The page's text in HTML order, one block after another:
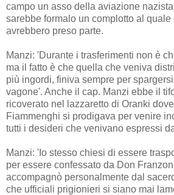
campo un asso della aviazione
sarebbe formalo un complotto al
avrebbero preso parte.
Manzi: 'Durante i trasferimenti non è
ma il fatto è che quella che veniva
più ingordi, finiva sempre per
vagone'. Anche il cap. Manzi ebbe il
ricoverato nel lazzaretto di Oranki
Fiammenghi si prodigava per venire
tutti i desideri che venivano espressi
Manzi: 'Io stesso chiesi di essere
per essere confessato da Don
accompagnò personalmente dal
che ufficiali prigionieri si siano mai